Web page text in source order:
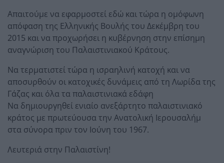
Απαιτούμε να εφαρμοστεί εδώ και τώρα η ομόφωνη
απόφαση της Ελληνικής Βουλής του Δεκέμβρη του
2015 και να προχωρήσει η κυβέρνηση στην επίσημη
αναγνώριση του Παλαιστινιακού Κράτους.
Να τερματιστεί τώρα η ισραηλινή κατοχή και να
αποσυρθούν οι κατοχικές δυνάμεις από τη Λωρίδα της
Γάζας και όλα τα παλαιστινιακά εδάφη
Να δημιουργηθεί ενιαίο ανεξάρτητο παλαιστινιακό
κράτος με πρωτεύουσα την Ανατολική Ιερουσαλήμ
στα σύνορα πριν τον Ιούνη του 1967.
Λευτεριά στην Παλαιστίνη!